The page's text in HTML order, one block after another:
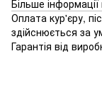
Більше
Оплата кур'єру,
здійснюється за
Гарантія від